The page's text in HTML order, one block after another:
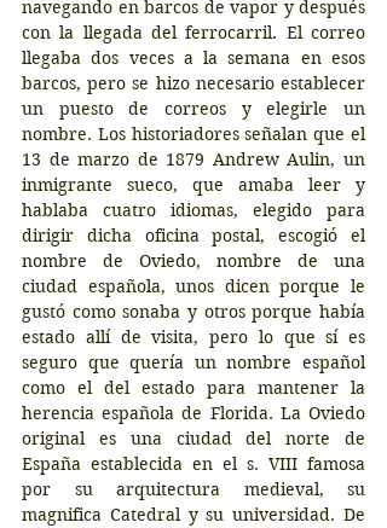
navegando en barcos de vapor y después
con la llegada del ferrocarril. El correo
llegaba dos veces a la semana en esos
barcos, pero se hizo necesario establecer
un puesto de correos y elegirle un
nombre. Los historiadores señalan que el
13 de marzo de 1879 Andrew Aulin, un
inmigrante sueco, que amaba leer y
hablaba cuatro idiomas, elegido para
dirigir dicha oficina postal, escogió el
nombre de Oviedo, nombre de una
ciudad española, unos dicen porque le
gustó como sonaba y otros porque había
estado allí de visita, pero lo que sí es
seguro que quería un nombre español
como el del estado para mantener la
herencia española de Florida. La Oviedo
original es una ciudad del norte de
España establecida en el s. VIII famosa
por su arquitectura medieval, su
magnifica Catedral y su universidad. De